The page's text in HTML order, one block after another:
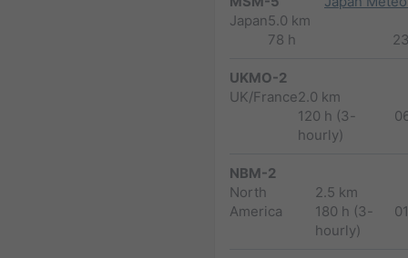
Japan5.0 km
78 h
UKMO-2
UK/France2.0 km
120 h (3-
hourly)
NBM-2
North
America
2.5 km
180 h (3-
hourly)